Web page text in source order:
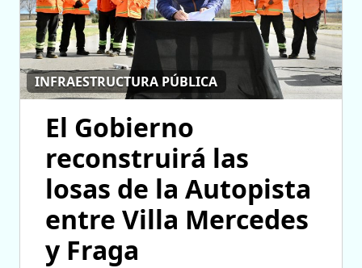
INFRAESTRUCTURA PÚBLICA
El Gobierno
reconstruirá las
losas de la Autopista
entre Villa Mercedes
y Fraga